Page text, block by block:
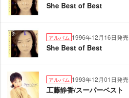
She Best of Best
アルバム 1996年12月16日発売
She Best of Best
アルバム 1993年12月01日発売
工藤静香/スーパーベスト